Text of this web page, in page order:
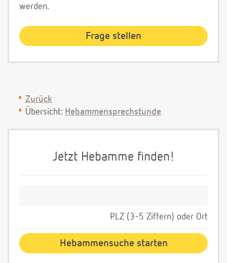
werden.
Zurück
Übersicht: Hebammensprechstunde
Jetzt Hebamme finden!
PLZ (3-5 Ziffern) oder Ort